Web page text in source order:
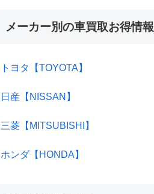
メーカー別の車買取お得情報
トヨタ【TOYOTA】
日産【NISSAN】
三菱【MITSUBISHI】
ホンダ【HONDA】